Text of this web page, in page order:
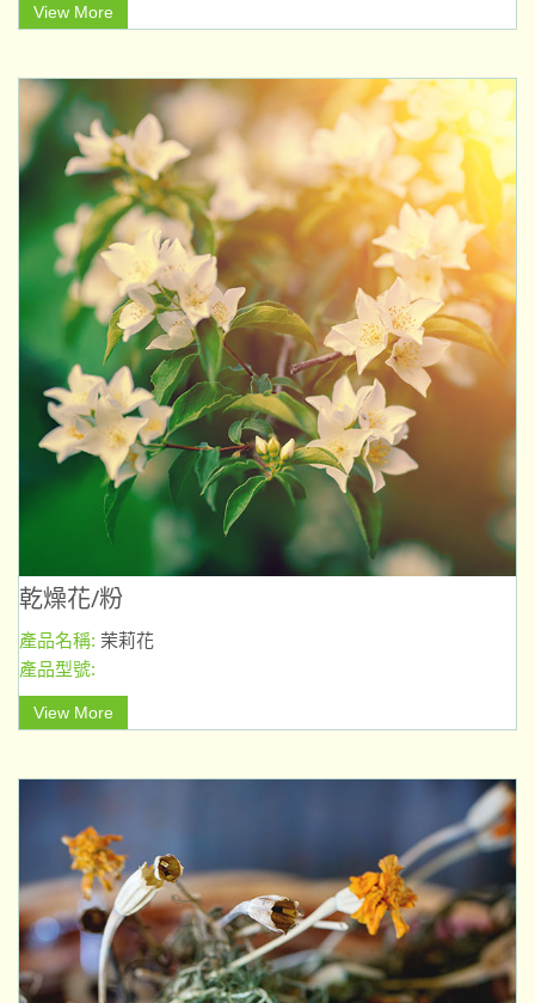
View More
乾燥花/粉
產品名稱: 茉莉花
產品型號:
View More